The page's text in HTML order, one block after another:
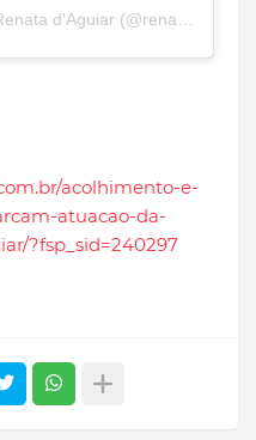
acolhimento-e-
atuacao-da-
?fsp_sid=240297